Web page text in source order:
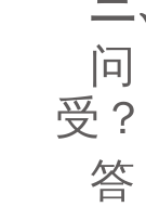
受？